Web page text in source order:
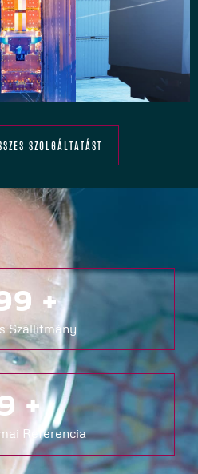
SZOLGÁLTATÁST
+
Szállítmány
+
Referencia